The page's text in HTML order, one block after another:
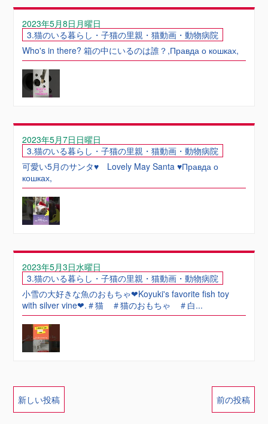
2023年5月8日月曜日
3.猫のいる暮らし・子猫の里親・猫動画・動物病院
Who's in there? 箱の中にいるのは誰？,Правда о кошках,
2023年5月7日日曜日
3.猫のいる暮らし・子猫の里親・猫動画・動物病院
可愛い5月のサンタ♥ Lovely May Santa ♥Правда о
кошках,
2023年5月3日水曜日
3.猫のいる暮らし・子猫の里親・猫動画・動物病院
小雪の大好きな魚のおもちゃ❤Koyuki's favorite fish toy
with silver vine❤.＃猫 ＃猫のおもちゃ ＃白...
新しい投稿 前の投稿